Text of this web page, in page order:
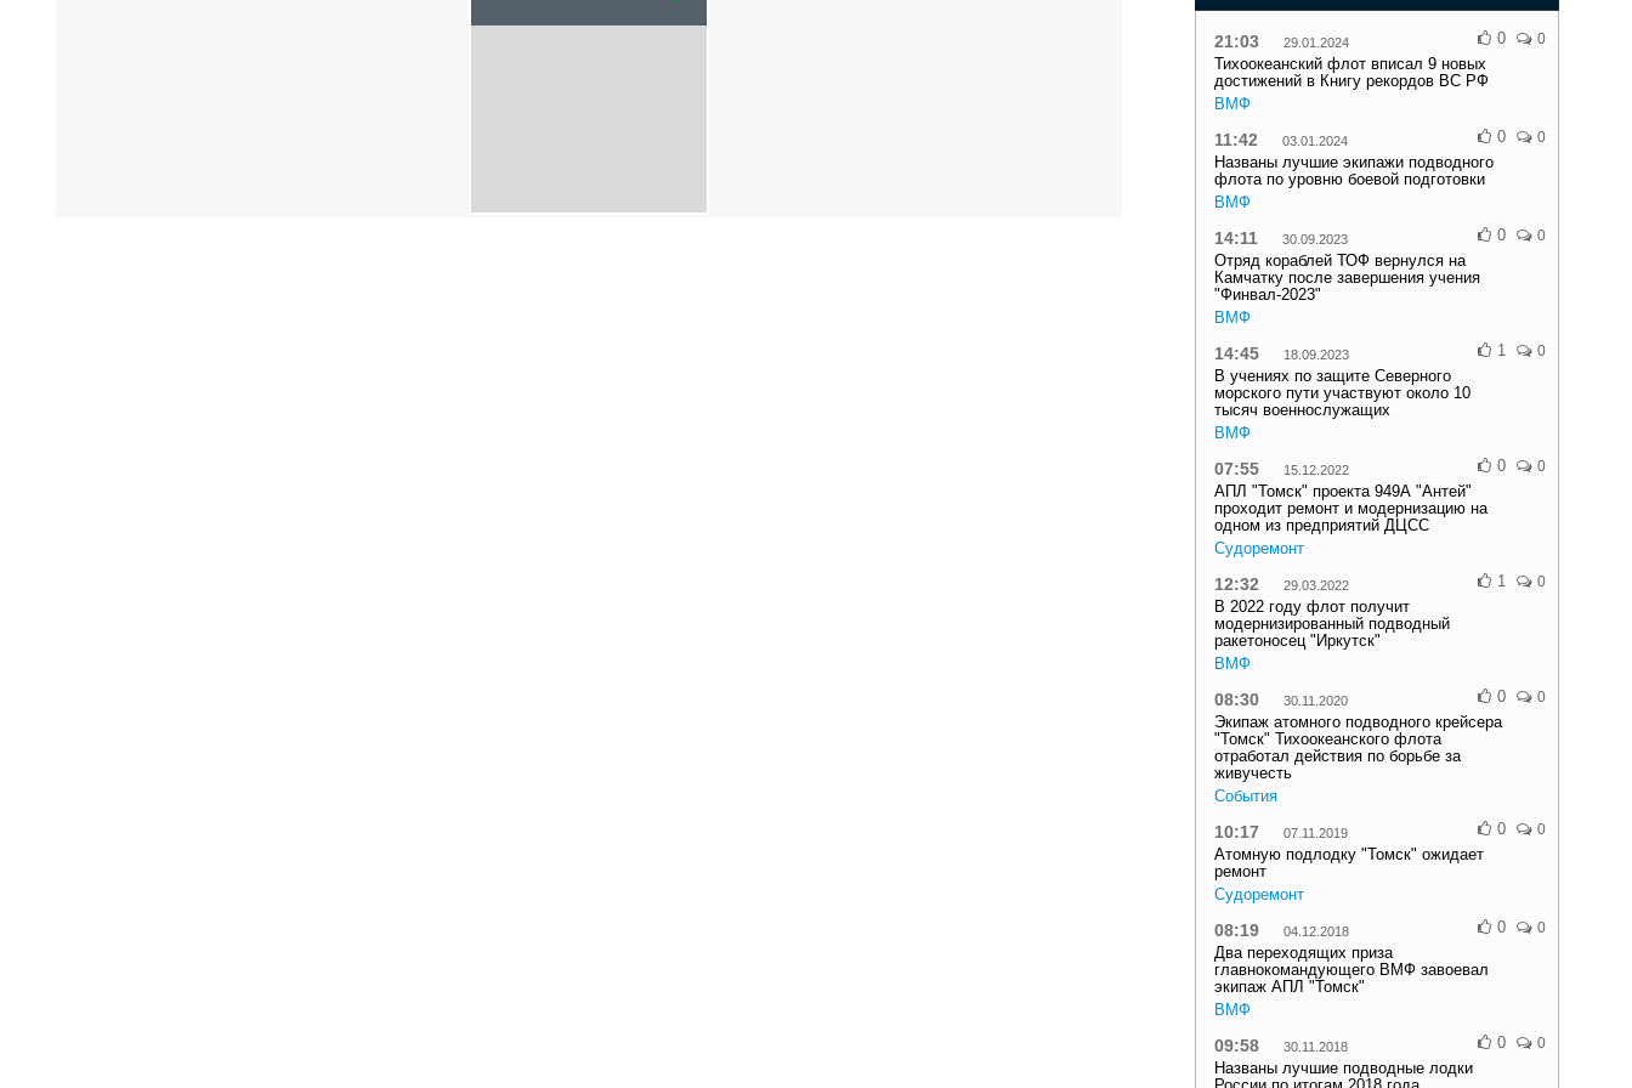
21:03 29.01.2024
Тихоокеанский флот вписал 9 новых
достижений в Книгу рекордов ВС РФ
ВМФ
0 0
11:42 03.01.2024
Названы лучшие экипажи подводного
флота по уровню боевой подготовки
ВМФ
0 0
14:11 30.09.2023
Отряд кораблей ТОФ вернулся на
Камчатку после завершения учения
"Финвал-2023"
ВМФ
0 0
14:45 18.09.2023
В учениях по защите Северного
морского пути участвуют около 10
тысяч военнослужащих
ВМФ
1 0
07:55 15.12.2022
АПЛ "Томск" проекта 949А "Антей"
проходит ремонт и модернизацию на
одном из предприятий ДЦСС
Судоремонт
0 0
12:32 29.03.2022
В 2022 году флот получит
модернизированный подводный
ракетоносец "Иркутск"
ВМФ
1 0
08:30 30.11.2020
Экипаж атомного подводного крейсера
"Томск" Тихоокеанского флота
отработал действия по борьбе за
живучесть
События
0 0
10:17 07.11.2019
Атомную подлодку "Томск" ожидает
ремонт
Судоремонт
0 0
08:19 04.12.2018
Два переходящих приза
главнокомандующего ВМФ завоевал
экипаж АПЛ "Томск"
ВМФ
0 0
09:58 30.11.2018
Названы лучшие подводные лодки
0 0